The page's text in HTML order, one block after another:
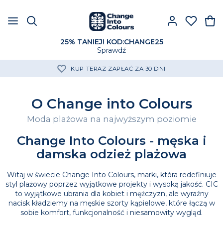
25% TANIEJ! KOD:CHANGE25
Sprawdź
KUP TERAZ ZAPŁAĆ ZA 30 DNI
O Change into Colours
Moda plażowa na najwyższym poziomie
Change Into Colours - męska i
damska odzież plażowa
Witaj w świecie Change Into Colours, marki, która redefiniuje
styl plażowy poprzez wyjątkowe projekty i wysoką jakość. CIC
to wyjątkowe ubrania dla kobiet i mężczyzn, ale wyraźny
nacisk kładziemy na męskie szorty kąpielowe, które łączą w
sobie komfort, funkcjonalność i niesamowity wygląd.